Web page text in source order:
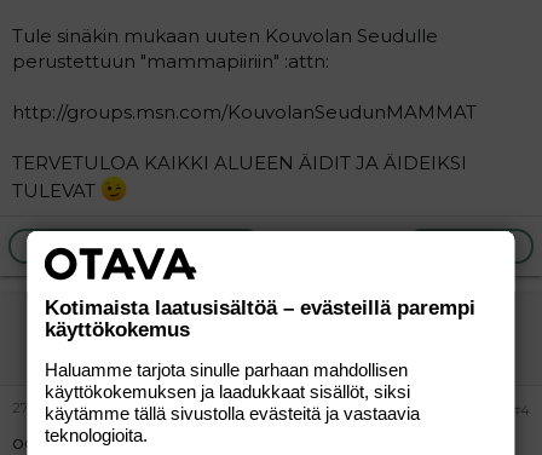
Tule sinäkin mukaan uuten Kouvolan Seudulle
perustettuun "mammapiiriin" :attn:
http://groups.msn.com/KouvolanSeudunMAMMAT
TERVETULOA KAIKKI ALUEEN ÄIDIT JA ÄIDEIKSI
TULEVAT
Ilmoita asiaton viesti
MiiMu3
27.08.2005 #4
oon läheltä kouvolaa 1 lapsen äiti.. oon vaan vajaa 10v
Kotimaista laatusisältöä – evästeillä parempi
käyttökokemus
Haluamme tarjota sinulle parhaan mahdollisen
käyttökokemuksen ja laadukkaat sisällöt, siksi
käytämme tällä sivustolla evästeitä ja vastaavia
teknologioita.